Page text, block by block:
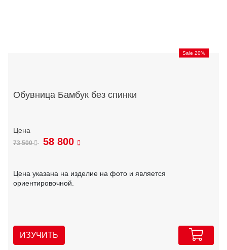
Sale 20%
Обувница Бамбук без спинки
73 500 58 800
Цена указана на изделие на фото и является
ориентировочной.
ИЗУЧИТЬ